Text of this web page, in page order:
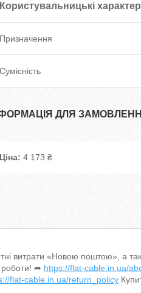
Користувальницькі
Призначення
Сумісність
ДЛЯ
Ціна: 4 173 ₴
витрати «Новою поштою», а
роботи! ➦ https://flat-cable.in.ua/
flat-cable.in.ua/return_policy